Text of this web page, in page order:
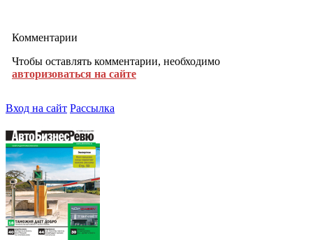
Комментарии
Чтобы оставлять комментарии, необходимо
авторизоваться на сайте
Вход на сайт Рассылка